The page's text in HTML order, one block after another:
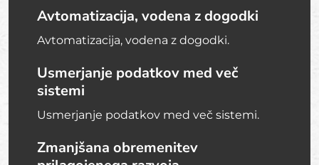
Avtomatizacija, vodena z dogodki
Avtomatizacija, vodena z dogodki.
Usmerjanje podatkov med več
sistemi
Usmerjanje podatkov med več sistemi.
Zmanjšana obremenitev